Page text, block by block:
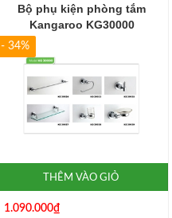
Bộ phụ kiện phòng tắm
Kangaroo KG30000
- 34%
THÊM VÀO GIỎ
1.090.000₫